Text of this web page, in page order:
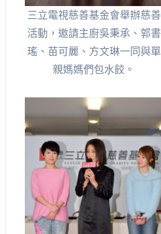
三立電視慈善基金會舉辦慈善
活動，邀請主廚吳秉承、郭書
瑤、苗可麗、方文琳一同與單
親媽媽們包水餃。